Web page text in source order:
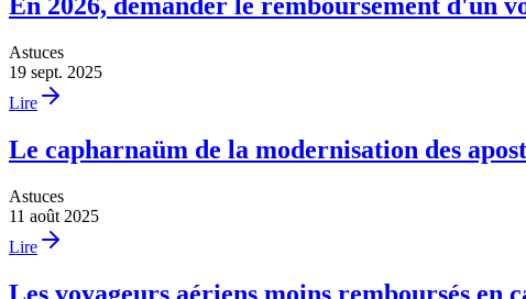
Astuces
19 sept. 2025
Lire
Le capharnaüm de la modernisation des
Astuces
11 août 2025
Lire
Les voyageurs aériens moins remboursés en